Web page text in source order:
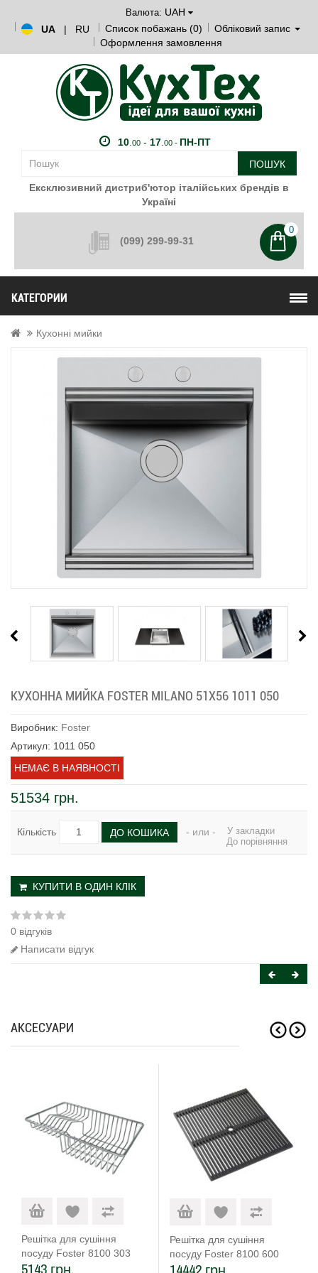
Валюта: UAH
UA
| RU Список побажань (0)
Обліковий запис
Оформлення замовлення
10. 00- 17. 00 - ПН-ПТ
ПОШУК
Ексклюзивний дистриб'ютор італійських брендів в
Україні
(099) 299-99-31
0
КАТЕГОРИИ
Кухонні мийки
КУХОННА МИЙКА FOSTER MILANO 51Х56 1011 050
Виробник: Foster
Артикул: 1011 050
НЕМАЄ В НАЯВНОСТІ
51534 грн.
Кількість ДО КОШИКА - или -
У закладки
До порівняння
КУПИТИ В ОДИН КЛІК
0 відгуків
Написати відгук
АКСЕСУАРИ
Решітка для сушіння
посуду Foster 8100 303
5143 грн.
Решітка для сушіння
посуду Foster 8100 600